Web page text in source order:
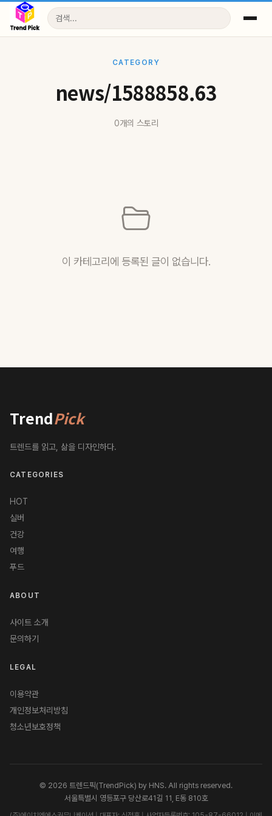
CATEGORY
news/1588858.63
0개의 스토리
이 카테고리에 등록된 글이 없습니다.
TrendPick
트렌드를 읽고, 삶을 디자인하다.
CATEGORIES
HOT
실버
건강
여행
푸드
ABOUT
사이트 소개
문의하기
LEGAL
이용약관
개인정보처리방침
청소년보호정책
© 2026 트렌드픽(TrendPick) by HNS. All rights reserved.
서울특별시 영등포구 당산로41길 11, E동 810호